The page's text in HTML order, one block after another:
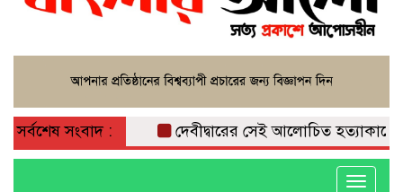
সর্বশেষ সংবাদ : দেবীদ্বারের সেই আলোচিত হত্যাকাণ্ডে
Toggle